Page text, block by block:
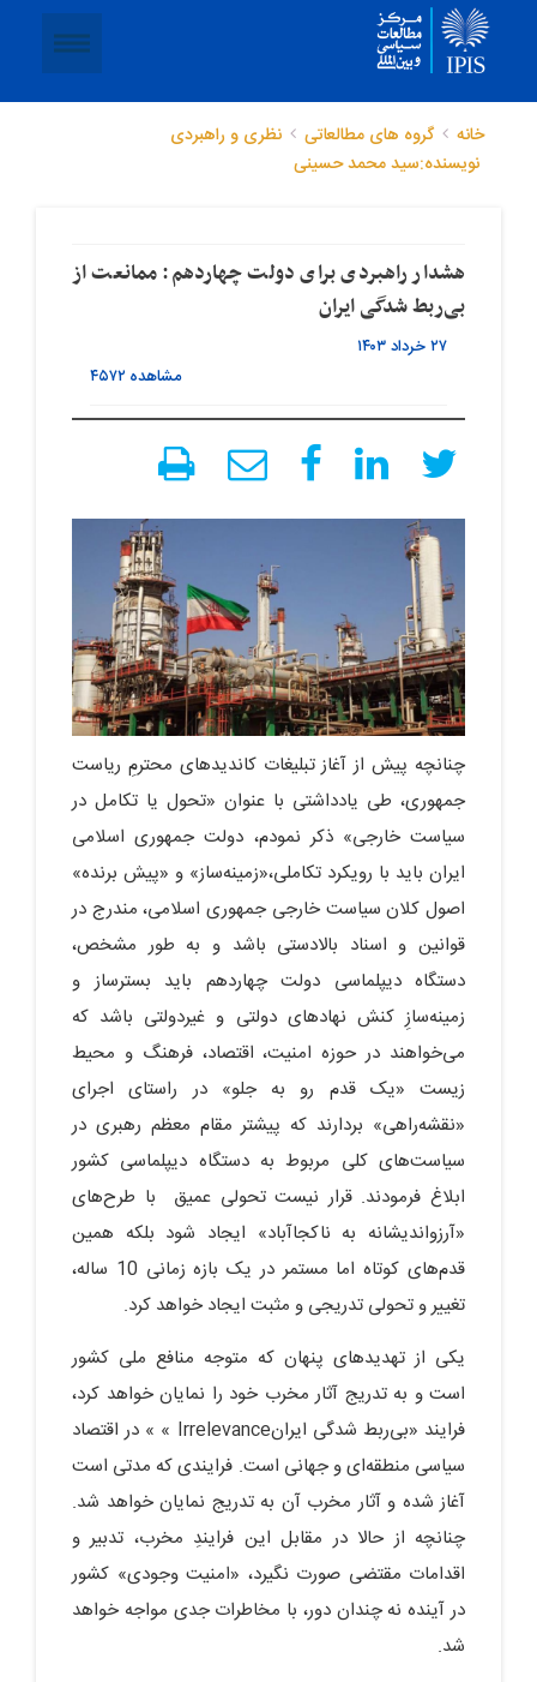
خانه گروه های مطالعاتی
نظری و راهبردی
نویسنده:سید محمد حسینی
هشدار راهبردی برای دولت چهاردهم: ممانعت از
بی‌ربط شدگی ایران
۲۷ خرداد ۱۴۰۳
مشاهده ۴۵۷۲
چنانچه پیش از آغاز تبلیغات کاندیدهای محترمِ ریاست
جمهوری، طی یادداشتی با عنوان «تحول یا تکامل در
سیاست خارجی» ذکر نمودم، دولت جمهوری اسلامی
ایران باید با رویکرد تکاملی،«زمینه‌ساز» و «پیش ‌برنده»
اصول کلان سیاست خارجی جمهوری اسلامی، مندرج در
قوانین و اسناد بالادستی باشد و به طور مشخص،
دستگاه دیپلماسی دولت چهاردهم باید بسترساز و
زمینه‌سازِ کنش نهادهای دولتی و غیردولتی باشد که
می‌خواهند در حوزه امنیت، اقتصاد، فرهنگ و محیط
زیست «یک قدم رو به جلو» در راستای اجرای
«نقشه‌راهی» بردارند که پیشتر مقام معظم رهبری در
سیاست‌های کلی مربوط به دستگاه دیپلماسی کشور
ابلاغ فرمودند. قرار نیست تحولی عمیق با طرح‌های
«آرزواندیشانه به ناکجاآباد» ایجاد شود بلکه همین
قدم‌های کوتاه اما مستمر در یک بازه زمانی 10 ساله،
تغییر و تحولی تدریجی و مثبت ایجاد خواهد کرد.
یکی از تهدیدهای پنهان که متوجه منافع ملی کشور
است و به تدریج آثار مخرب خود را نمایان خواهد کرد،
فرایند «بی‌ربط شدگی ایرانIrrelevance » » در اقتصاد
سیاسی منطقه‌ای و جهانی است. فرایندی که مدتی است
آغاز شده و آثار مخرب آن به تدریج نمایان خواهد شد.
چنانچه از حالا در مقابل این فرایندِ مخرب، تدبیر و
اقدامات مقتضی صورت نگیرد، «امنیت وجودی» کشور
در آینده نه چندان دور، با مخاطرات جدی مواجه خواهد
شد.